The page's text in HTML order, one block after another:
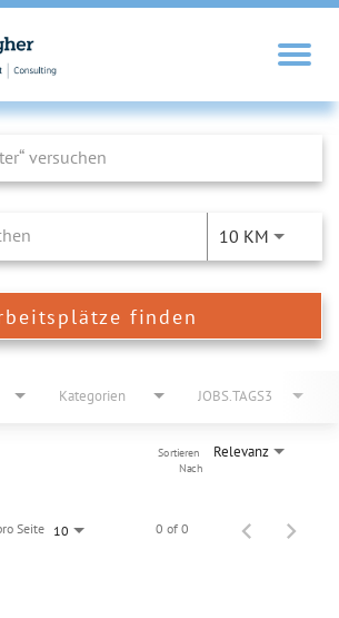
10 KM
finden
Kategorien JOBS.TAGS3
Relevanz
Sortieren
Nach
Seite 10 0 of 0